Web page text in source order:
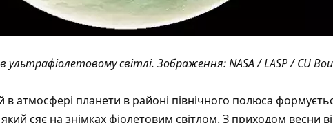
ультрафіолетовому світлі. Зображення: NASA / LASP / CU
в атмосфері планети в районі північного полюса
який сяє на знімках фіолетовим світлом. З приходом весни